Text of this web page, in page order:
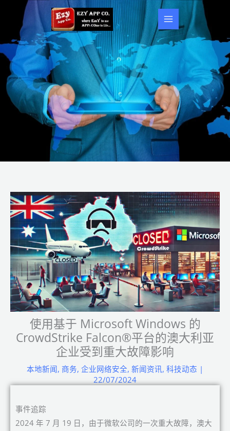
容
使用基于 Microsoft Windows 的
CrowdStrike Falcon®平台的澳大利亚
企业受到重大故障影响
本地新闻, 商务, 企业网络安全, 新闻资讯, 科技动态 |
22/07/2024
事件追踪
2024 年 7 月 19 日，由于微软公司的一次重大故障，澳大